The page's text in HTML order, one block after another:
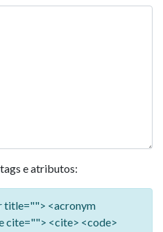
tags e atributos:
title=""> <acronym
<cite> <code>